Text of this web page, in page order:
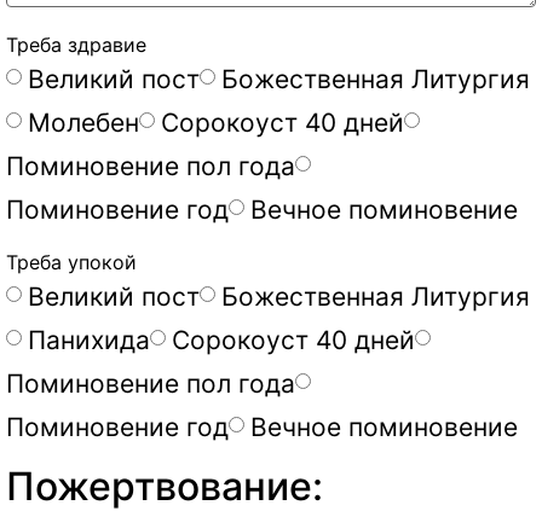
Треба здравие
Великий пост
Божественная Литургия
Молебен
Сорокоуст 40 дней
Поминовение пол года
Поминовение год
Вечное поминовение
Треба упокой
Великий пост
Божественная Литургия
Панихида
Сорокоуст 40 дней
Поминовение пол года
Поминовение год
Вечное поминовение
Пожертвование: